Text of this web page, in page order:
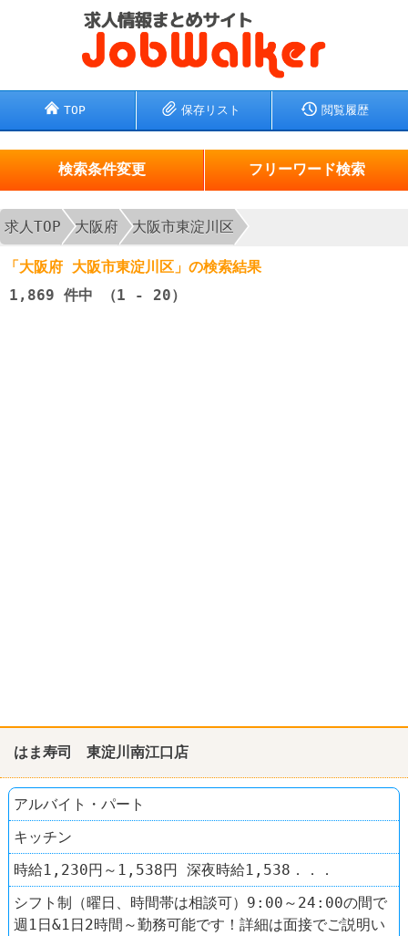
TOP 保存リスト 閲覧履歴
検索条件変更 フリーワード検索
求人TOP 大阪府 大阪市東淀川区
「大阪府 大阪市東淀川区」の検索結果
1,869 件中 （1 - 20）
はま寿司 東淀川南江口店
アルバイト・パート
キッチン
時給1,230円～1,538円 深夜時給1,538．．．
シフト制（曜日、時間帯は相談可）9:00～24:00の間で
週1日&1日2時間～勤務可能です！詳細は面接でご説明い